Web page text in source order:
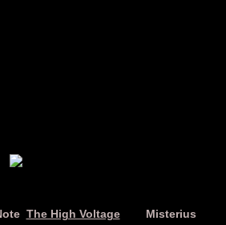
The High Voltage Misterius